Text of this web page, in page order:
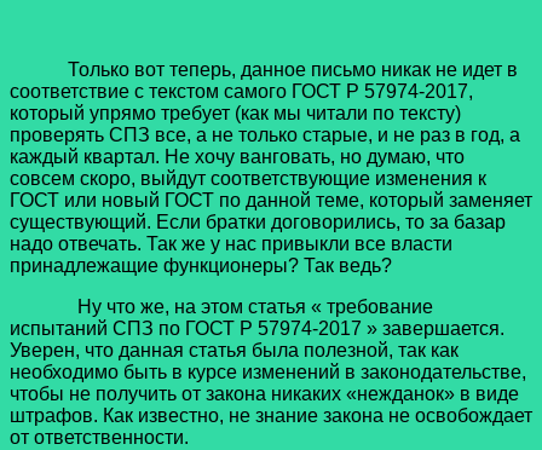
Только вот теперь, данное письмо никак не идет в
соответствие с текстом самого ГОСТ Р 57974-2017,
который упрямо требует (как мы читали по тексту)
проверять СПЗ все, а не только старые, и не раз в год, а
каждый квартал. Не хочу ванговать, но думаю, что
совсем скоро, выйдут соответствующие изменения к
ГОСТ или новый ГОСТ по данной теме, который заменяет
существующий. Если братки договорились, то за базар
надо отвечать. Так же у нас привыкли все власти
принадлежащие функционеры? Так ведь?
Ну что же, на этом статья « требование
испытаний СПЗ по ГОСТ Р 57974-2017 » завершается.
Уверен, что данная статья была полезной, так как
необходимо быть в курсе изменений в законодательстве,
чтобы не получить от закона никаких «нежданок» в виде
штрафов. Как известно, не знание закона не освобождает
от ответственности.